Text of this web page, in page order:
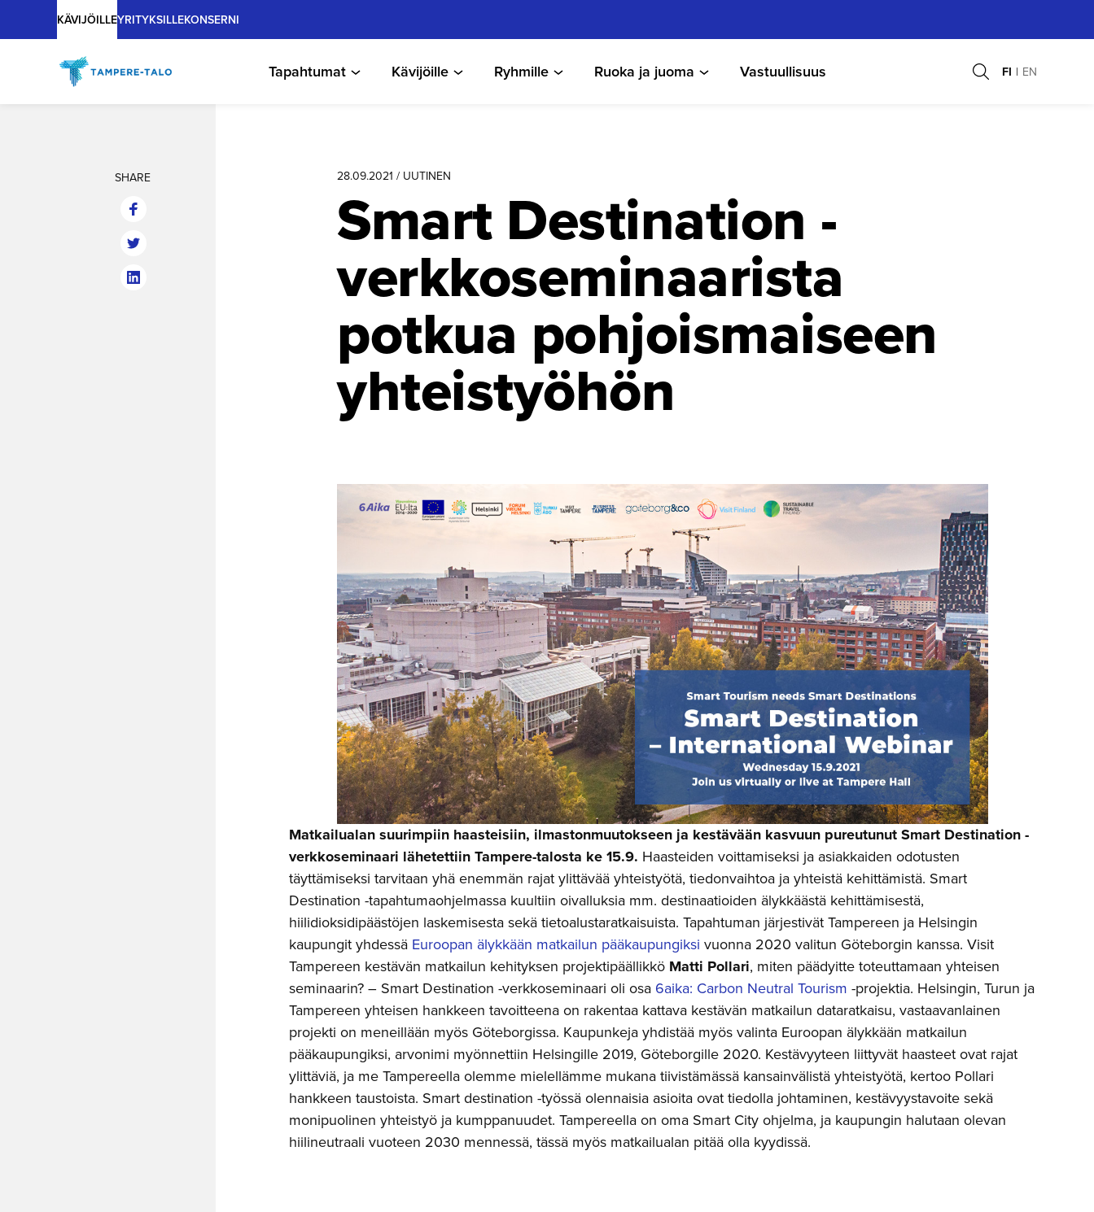
Main
KÄVIJÖILLE
Tapahtumat Kävijöille Ryhmille Ruoka ja juoma Vastuullisuus
YRITYKSILLEKONSERNI
FI EN
SHARE 28.09.2021 / UUTINEN
Smart Destination -
verkkose­mi­naa­rista
potkua pohjoismaiseen
yhteistyöhön
Matkailualan suurimpiin haasteisiin, ilmastonmuutokseen ja kestävään kasvuun pureutunut Smart Destination -
verkkoseminaari lähetettiin Tampere-talosta ke 15.9. Haasteiden voittamiseksi ja asiakkaiden odotusten
täyttämiseksi tarvitaan yhä enemmän rajat ylittävää yhteistyötä, tiedonvaihtoa ja yhteistä kehittämistä. Smart
Destination -tapahtumaohjelmassa kuultiin oivalluksia mm. destinaatioiden älykkäästä kehittämisestä,
hiilidioksidipäästöjen laskemisesta sekä tietoalustaratkaisuista. Tapahtuman järjestivät Tampereen ja Helsingin
kaupungit yhdessä Euroopan älykkään matkailun pääkaupungiksi vuonna 2020 valitun Göteborgin kanssa. Visit
Tampereen kestävän matkailun kehityksen projektipäällikkö Matti Pollari, miten päädyitte toteuttamaan yhteisen
seminaarin? – Smart Destination -verkkoseminaari oli osa 6aika: Carbon Neutral Tourism -projektia. Helsingin, Turun ja
Tampereen yhteisen hankkeen tavoitteena on rakentaa kattava kestävän matkailun dataratkaisu, vastaavanlainen
projekti on meneillään myös Göteborgissa. Kaupunkeja yhdistää myös valinta Euroopan älykkään matkailun
pääkaupungiksi, arvonimi myönnettiin Helsingille 2019, Göteborgille 2020. Kestävyyteen liittyvät haasteet ovat rajat
ylittäviä, ja me Tampereella olemme mielellämme mukana tiivistämässä kansainvälistä yhteistyötä, kertoo Pollari
hankkeen taustoista. Smart destination -työssä olennaisia asioita ovat tiedolla johtaminen, kestävyystavoite sekä
monipuolinen yhteistyö ja kumppanuudet. Tampereella on oma Smart City ohjelma, ja kaupungin halutaan olevan
hiilineutraali vuoteen 2030 mennessä, tässä myös matkailualan pitää olla kyydissä.